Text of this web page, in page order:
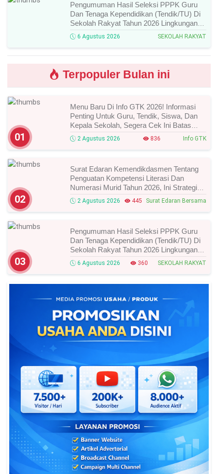
Pengumuman Hasil Seleksi PPPK Guru
Dan Tenaga Kependidikan (Tendik/TU) Di
Sekolah Rakyat Tahun 2026 Lingkungan
Kementerian Sosial RI, Ini Daftar Nama
Peserta Yang Lolos!
6 Agustus 2026 SEKOLAH RAKYAT
Terpopuler Bulan ini
01
Menu Baru Di Info GTK 2026! Informasi
Penting Untuk Guru, Tendik, Siswa, Dan
Kepala Sekolah, Segera Cek Ini Batas
Waktunya!
2 Agustus 2026 836 Info GTK
02
Surat Edaran Kemendikdasmen Tentang
Penguatan Kompetensi Literasi Dan
Numerasi Murid Tahun 2026, Ini Strategi
Dan Alurnya
2 Agustus 2026 445 Surat Edaran Bersama
03
Pengumuman Hasil Seleksi PPPK Guru
Dan Tenaga Kependidikan (Tendik/TU) Di
Sekolah Rakyat Tahun 2026 Lingkungan
Kementerian Sosial RI, Ini Daftar Nama
Peserta Yang Lolos!
6 Agustus 2026 360 SEKOLAH RAKYAT